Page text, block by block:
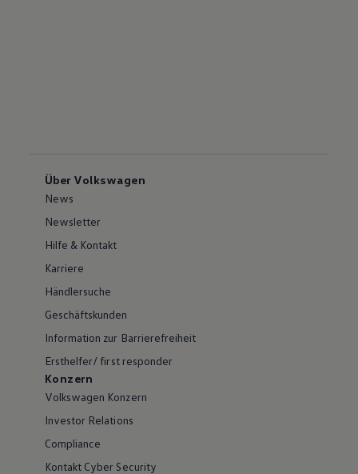
Über Volkswagen
News
Newsletter
Hilfe & Kontakt
Karriere
Händlersuche
Geschäftskunden
Information zur Barrierefreiheit
Ersthelfer/ first responder
Konzern
Volkswagen Konzern
Investor Relations
Compliance
Kontakt Cyber Security